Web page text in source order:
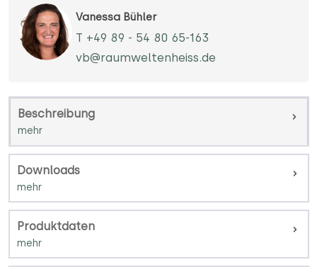
Vanessa Bühler
T +49 89 - 54 80 65-163
vb@raumweltenheiss.de
Beschreibung
Downloads
Produktdaten